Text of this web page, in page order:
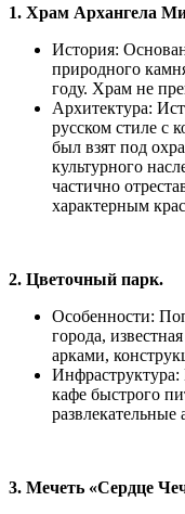
1. Храм Архангела
История:
природного
году. Храм не
Архитектура:
русском стиле с
был взят под
культурного
частично
характерным
2. Цветочный парк.
Особенности:
города,
арками,
кафе быстрого
развлекательные
3. Мечеть «Сердце